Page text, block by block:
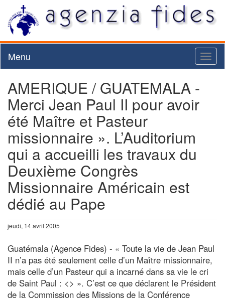
Menu
AMERIQUE / GUATEMALA -
Merci Jean Paul II pour avoir
été Maître et Pasteur
missionnaire ». L’Auditorium
qui a accueilli les travaux du
Deuxième Congrès
Missionnaire Américain est
dédié au Pape
jeudi, 14 avril 2005
Guatémala (Agence Fides) - « Toute la vie de Jean Paul
II n’a pas été seulement celle d’un Maître missionnaire,
mais celle d’un Pasteur qui a incarné dans sa vie le cri
de Saint Paul : <> ». C’est ce que déclarent le Président
de la Commission des Missions de la Conférence